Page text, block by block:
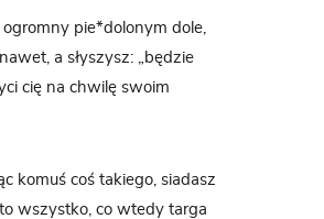
pie*dolonym dole,
a słyszysz: „będzie
cię na chwilę swoim
komuś coś takiego, siadasz
wszystko, co wtedy targa